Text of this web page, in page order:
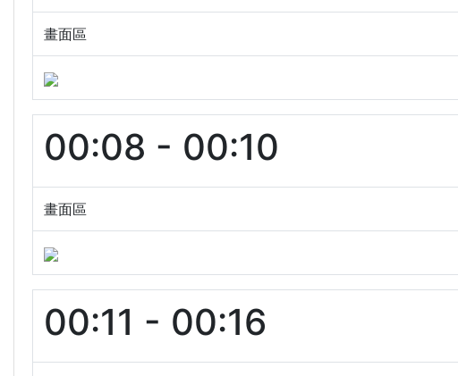
畫面區
00:08 - 00:10
畫面區
00:11 - 00:16